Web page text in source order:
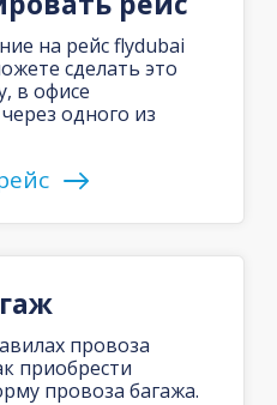
на рейс flydubai
сделать это
в офисе
одного из
провоза
приобрести
провоза багажа.